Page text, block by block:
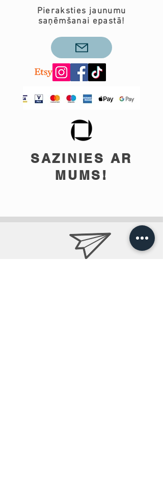
Pieraksties jaunumu
saņēmšanai epastā!
SAZINIES AR
MUMS!